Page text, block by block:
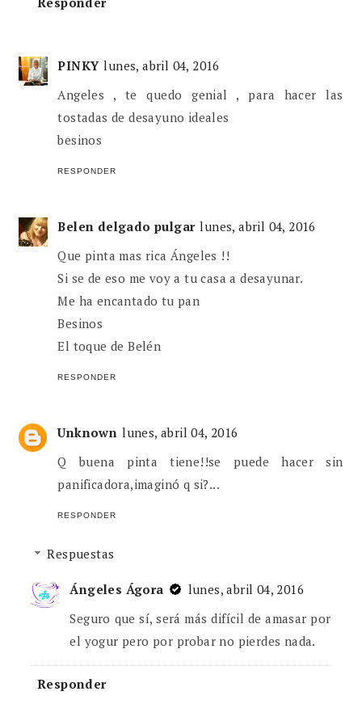
PINKY lunes, abril 04, 2016
Angeles , te quedo genial , para hacer las
tostadas de desayuno ideales
besinos
RESPONDER
Belen delgado pulgar lunes, abril 04, 2016
Que pinta mas rica Ángeles !!
Si se de eso me voy a tu casa a desayunar.
Me ha encantado tu pan
Besinos
El toque de Belén
RESPONDER
Unknown lunes, abril 04, 2016
Q buena pinta tiene!!se puede hacer sin
panificadora,imaginó q si?...
RESPONDER
Respuestas
Ángeles Ágora
lunes, abril 04, 2016
Seguro que sí, será más difícil de amasar por
el yogur pero por probar no pierdes nada.
Responder